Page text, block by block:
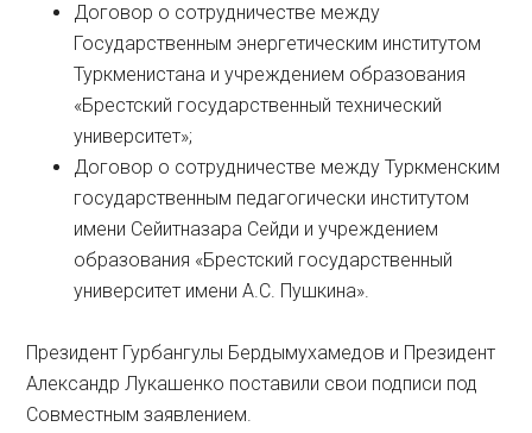
Договор о сотрудничестве между
Государственным энергетическим институтом
Туркменистана и учреждением образования
«Брестский государственный технический
университет»;
Договор о сотрудничестве между Туркменским
государственным педагогически институтом
имени Сейитназара Сейди и учреждением
образования «Брестский государственный
университет имени А.С. Пушкина».
Президент Гурбангулы Бердымухамедов и Президент
Александр Лукашенко поставили свои подписи под
Совместным заявлением.